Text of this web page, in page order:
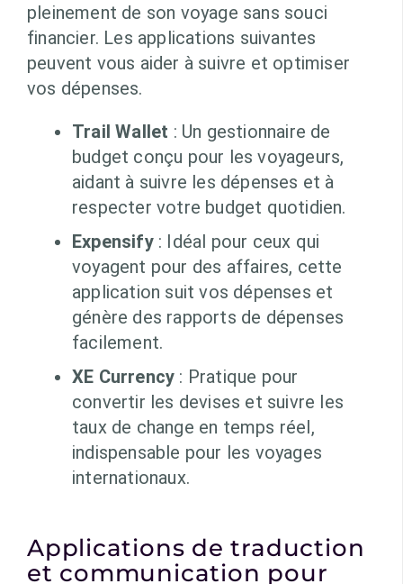
pleinement de son voyage sans souci
financier. Les applications suivantes
peuvent vous aider à suivre et optimiser
vos dépenses.
Trail Wallet : Un gestionnaire de
budget conçu pour les voyageurs,
aidant à suivre les dépenses et à
respecter votre budget quotidien.
Expensify: Idéal pour ceux qui
voyagent pour des affaires, cette
application suit vos dépenses et
génère des rapports de dépenses
facilement.
XE Currency : Pratique pour
convertir les devises et suivre les
taux de change en temps réel,
indispensable pour les voyages
internationaux.
Applications de traduction
et communication pour